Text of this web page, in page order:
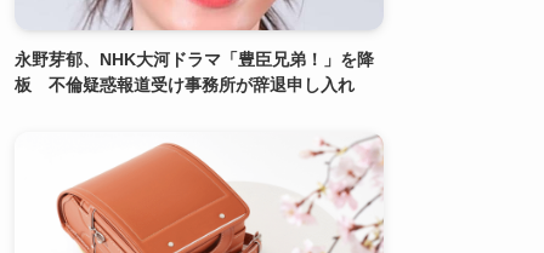
永野芽郁、NHK大河ドラマ「豊臣兄弟！」を降
板 不倫疑惑報道受け事務所が辞退申し入れ